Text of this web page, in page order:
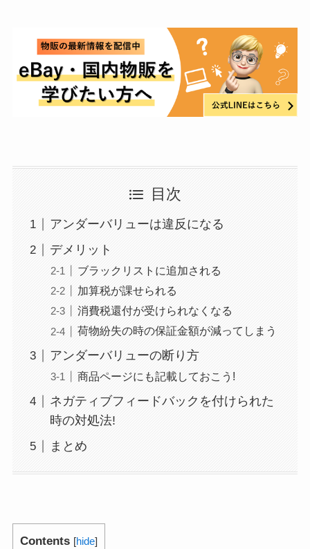
目次
アンダーバリューは違反になる
デメリット
ブラックリストに追加される
加算税が課せられる
消費税還付が受けられなくなる
荷物紛失の時の保証金額が減ってしまう
アンダーバリューの断り方
商品ページにも記載しておこう!
ネガティブフィードバックを付けられた
時の対処法!
まとめ
Contents [hide]